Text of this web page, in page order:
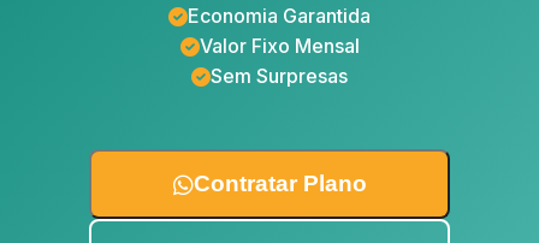
Economia Garantida
Valor Fixo Mensal
Sem Surpresas
Contratar Plano